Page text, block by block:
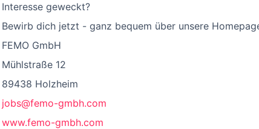
Interesse geweckt?
Bewirb dich jetzt - ganz bequem über unsere
FEMO GmbH
Mühlstraße 12
89438 Holzheim
jobs@femo-gmbh.com
www.femo-gmbh.com